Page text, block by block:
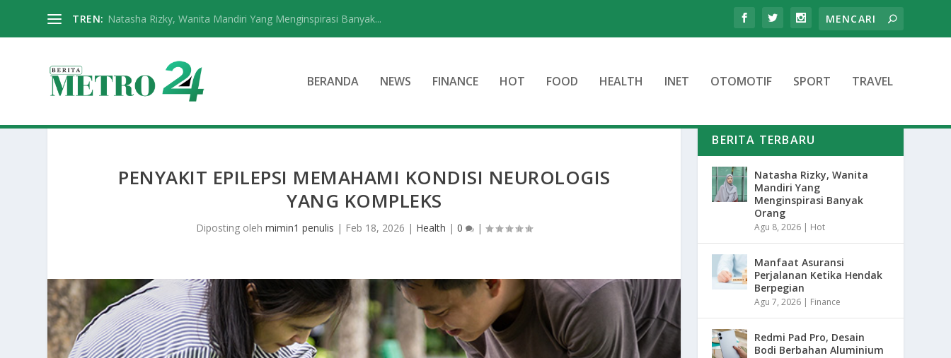
TREN: Natasha Rizky, Wanita Mandiri Yang Menginspirasi Banyak...
BERANDA NEWS FINANCE HOT FOOD HEALTH INET OTOMOTIF SPORT TRAVEL
PENYAKIT EPILEPSI MEMAHAMI KONDISI NEUROLOGIS
YANG KOMPLEKS
Diposting olehmimin1 penulis | Feb 18, 2026 | Health |0 |
BERITA TERBARU
Natasha Rizky, Wanita
Mandiri Yang
Menginspirasi Banyak
Orang
Agu 8, 2026 | Hot
Manfaat Asuransi
Perjalanan Ketika Hendak
Berpegian
Agu 7, 2026 | Finance
Redmi Pad Pro, Desain
Bodi Berbahan Aluminium